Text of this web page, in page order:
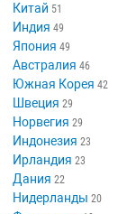
Китай 51
Индия 49
Япония 49
Австралия 46
Южная Корея 42
Швеция 29
Норвегия 29
Индонезия 23
Ирландия 23
Дания 22
Нидерланды 20